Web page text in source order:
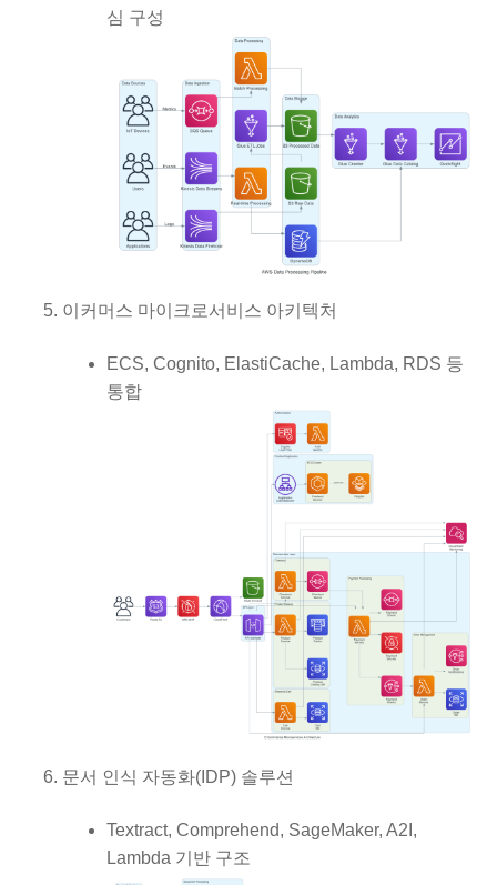
심 구성
이커머스 마이크로서비스 아키텍처
ECS, Cognito, ElastiCache, Lambda, RDS 등
통합
문서 인식 자동화(IDP) 솔루션
Textract, Comprehend, SageMaker, A2I,
Lambda 기반 구조